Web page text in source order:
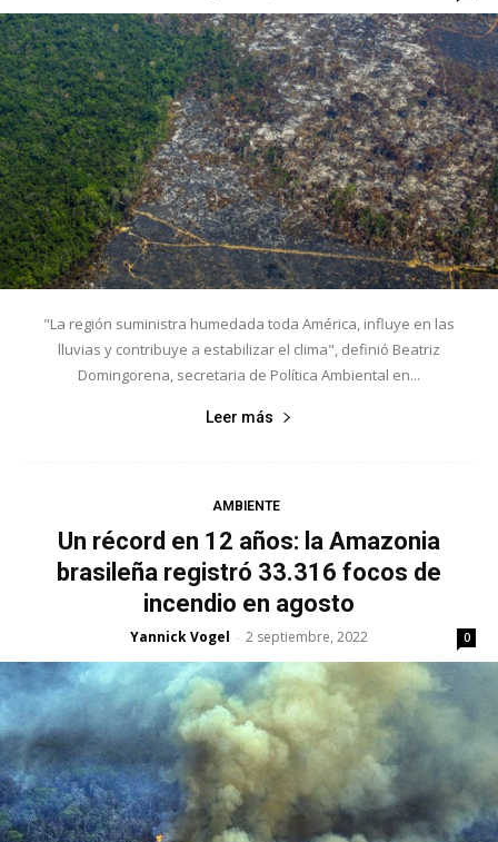
"La región suministra humedada toda América, influye en las
lluvias y contribuye a estabilizar el clima", definió Beatriz
Domingorena, secretaria de Política Ambiental en...
Leer más
AMBIENTE
Un récord en 12 años: la Amazonia
brasileña registró 33.316 focos de
incendio en agosto
Yannick Vogel - 2 septiembre, 2022 0